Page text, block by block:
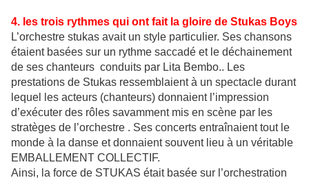
4. les trois rythmes qui ont fait la gloire de Stukas Boys
L’orchestre stukas avait un style particulier. Ses chansons
étaient basées sur un rythme saccadé et le déchainement
de ses chanteurs conduits par Lita Bembo.. Les
prestations de Stukas ressemblaient à un spectacle durant
lequel les acteurs (chanteurs) donnaient l’impression
d’exécuter des rôles savamment mis en scène par les
stratèges de l’orchestre . Ses concerts entraînaient tout le
monde à la danse et donnaient souvent lieu à un véritable
EMBALLEMENT COLLECTIF.
Ainsi, la force de STUKAS était basée sur l’orchestration